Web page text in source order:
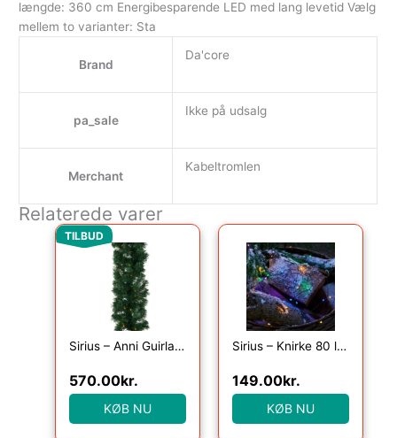
længde: 360 cm Energibesparende LED med lang levetid Vælg
mellem to varianter: Sta
Brand
Da'core
pa_sale
Ikke på udsalg
Merchant
Kabeltromlen
Relaterede varer
TILBUD
Sirius – Anni Guirlande i gran, 4,8 m, grøn
Den oprindelige pris var: 649.00kr..
570.00kr.
Den aktuelle pris er: 570.00kr..
KØB NU
Sirius – Knirke 80 lys, Multi
149.00kr.
KØB NU